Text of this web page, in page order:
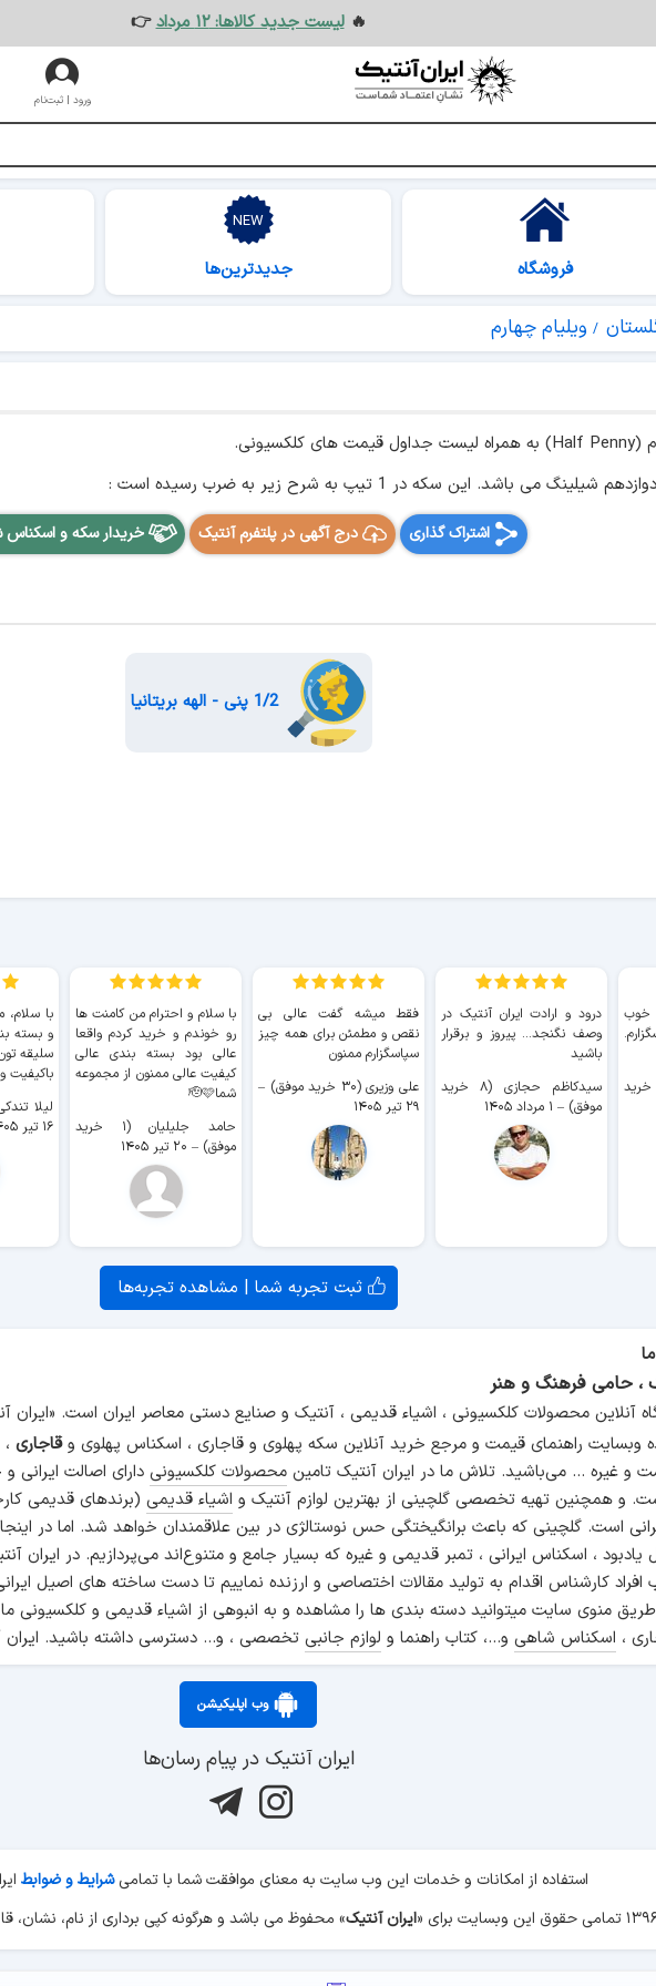
🔥لیست جدید کالاها: ۱۲ مرداد 👉
ورود | ثبت‌نام
فروشگاه جدیدترین‌ها
ویلیام چهارم
اشتراک گذاری درج آگهی در پلتفرم آنتیک خریدار سکه و اسکناس
1/2 پنی - الهه بریتانیا
خوب
ابوالفضل صالحی (۱۱۳ خرید
درود و ارادت ایران آنتیک در
وصف نگنجد... پیروز و برقرار
باشید
سیدکاظم حجازی (۸ خرید
موفق) – ۱ مرداد ۱۴۰۵
فقط میشه گفت عالی بی
نقص و مطمئن برای همه چیز
سپاسگزارم ممنون
علی وزیری (۳۰ خرید موفق)
–
۲۹ تیر ۱۴۰۵
با سلام و احترام من کامنت ها
رو خوندم و خرید کردم واقعا
عالی بود بسته بندی عالی
کیفیت عالی ممنون از مجموعه
شما🫡🩷
حامد جلیلیان (۱ خرید
موفق) – ۲۰ تیر ۱۴۰۵
با سلام،
و بسته
سلیقه
باکیفیت
لیلا تندکی (۲
۱۶ تیر ۱۴۰۵
ثبت تجربه شما | مشاهده تجربه‌ها
، حامی فرهنگ و هنر
آنلاین محصولات کلکسیونی ، اشیاء قدیمی ، آنتیک و صنایع دستی معاصر ایران است.
وبسایت راهنمای قیمت و مرجع خرید آنلاین سکه پهلوی و قاجاری ، اسکناس پهلوی وقاجاری
و غیره ... می‌باشید. تلاش ما در ایران آنتیک تامین محصولات کلکسیونی دارای اصالت
و همچنین تهیه تخصصی گلچینی از بهترین لوازم آنتیک و اشیاء قدیمی (برندهای قدیمی
است. گلچینی که باعث برانگیختگی حس نوستالژی در بین علاقمندان خواهد شد. اما در
یادبود ، اسکناس ایرانی ، تمبر قدیمی و غیره که بسیار جامع و متنوع‌اند می‌پردازیم. در
کارشناس اقدام به تولید مقالات اختصاصی و ارزنده نماییم تا دست ساخته های اصیل
طریق منوی سایت میتوانید دسته بندی ها را مشاهده و به انبوهی از اشیاء قدیمی و کلکسیونی
، اسکناس شاهی و...، کتاب راهنما و لوازم جانبی تخصصی ، و... دسترسی داشته باشید. ایران
وب اپلیکیشن
ایران آنتیک در پیام رسان‌ها
استفاده از امکانات و خدمات این وب سایت به معنای موافقت شما با تمامیشرایط و ضوابط
ایران آنتیک» محفوظ می باشد و هرگونه کپی برداری از نام، نشان،